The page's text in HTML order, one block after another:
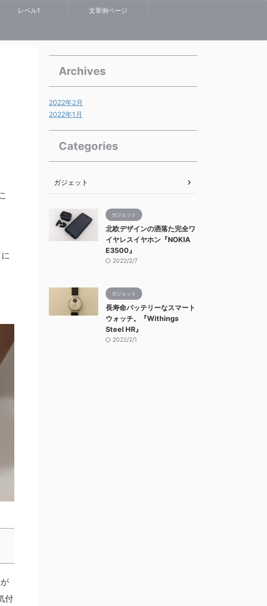
レベル1 文章例ページ
付
Archives
2022年2月
2022年1月
Categories
ガジェット
ガジェット
北欧デザインの洒落た完全ワ
イヤレスイヤホン『NOKIA
E3500』
2022/2/7
ガジェット
長寿命バッテリーなスマート
ウォッチ。『Withings
Steel HR』
2022/2/1